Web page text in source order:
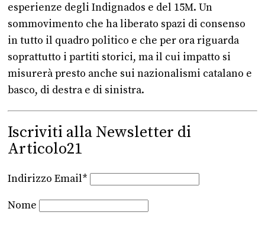
esperienze degli Indignados e del 15M. Un
sommovimento che ha liberato spazi di consenso
in tutto il quadro politico e che per ora riguarda
soprattutto i partiti storici, ma il cui impatto si
misurerà presto anche sui nazionalismi catalano e
basco, di destra e di sinistra.
Iscriviti alla Newsletter di
Articolo21
Indirizzo Email*
Nome